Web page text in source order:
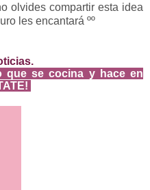
olvides compartir esta idea
les encantará ºº
que se cocina y hace en